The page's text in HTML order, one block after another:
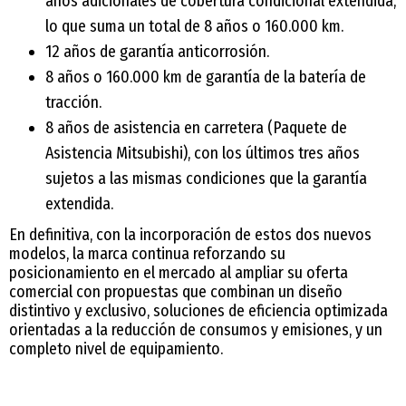
lo que suma un total de 8 años o 160.000 km.
12 años de garantía anticorrosión.
8 años o 160.000 km de garantía de la batería de
tracción.
8 años de asistencia en carretera (Paquete de
Asistencia Mitsubishi), con los últimos tres años
sujetos a las mismas condiciones que la garantía
extendida.
En definitiva, con la incorporación de estos dos nuevos
modelos, la marca continua reforzando su
posicionamiento en el mercado al ampliar su oferta
comercial con propuestas que combinan un diseño
distintivo y exclusivo, soluciones de eficiencia optimizada
orientadas a la reducción de consumos y emisiones, y un
completo nivel de equipamiento.